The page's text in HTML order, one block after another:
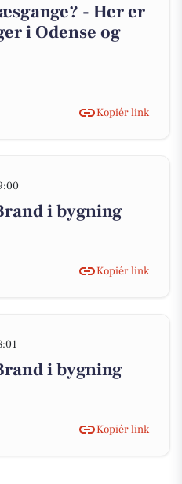
- Her er
i Odense og
Kopiér link
i bygning
Kopiér link
i bygning
Kopiér link